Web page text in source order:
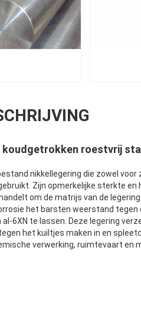
koudgetrokken roestvrij
nikkellegering die zowel voor
Zijn opmerkelijke sterkte en
om de matrijs van de
het barsten weerstand tegen
6XN te lassen. Deze legering
het kuiltjes maken in en
verwerking, ruimtevaart en